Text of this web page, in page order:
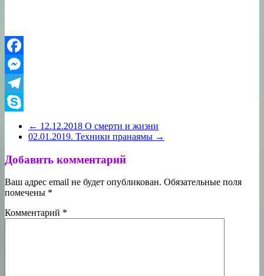
Facebook
Messenger
Telegram
← 12.12.2018 О смерти и жизни
02.01.2019. Техники пранаямы →
Добавить комментарий
Ваш адрес email не будет опубликован. Обязательные поля
помечены *
Комментарий *